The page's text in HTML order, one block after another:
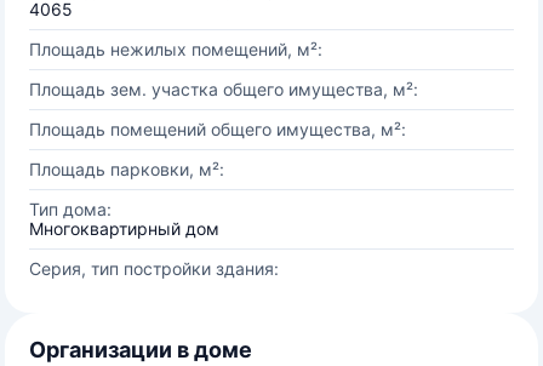
4065
Площадь нежилых помещений, м²:
Площадь зем. участка общего имущества, м²:
Площадь помещений общего имущества, м²:
Площадь парковки, м²:
Тип дома:
Многоквартирный дом
Серия, тип постройки здания:
Организации в доме